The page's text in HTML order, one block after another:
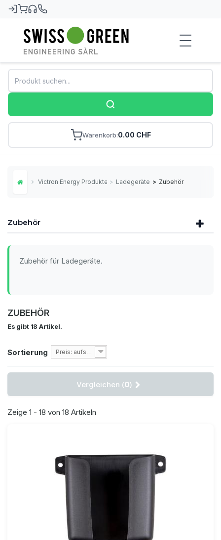
Swiss-Green
Warenkorb 0.00 CHF
Home Victron Energy Produkte > Ladegeräte > Zubehör
Zubehör
Zubehör für Ladegeräte.
ZUBEHÖR
Es gibt 18 Artikel.
Sortierung Preis: aufsteigend
Vergleichen (0)
Zeige 1 - 18 von 18 Artikeln